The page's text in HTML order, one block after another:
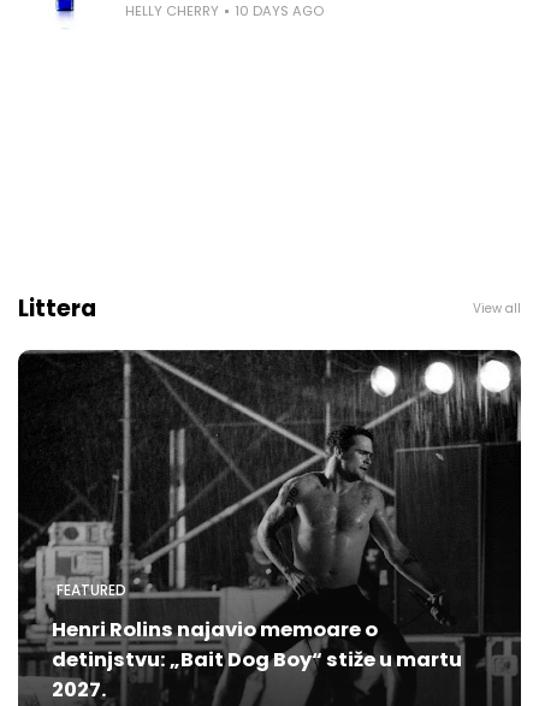
HELLY CHERRY 10 DAYS AGO
Littera View all
FEATURED
Henri Rolins najavio memoare o
detinjstvu: „Bait Dog Boy“ stiže u martu
2027.